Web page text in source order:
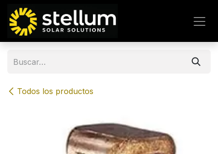
Todos los productos